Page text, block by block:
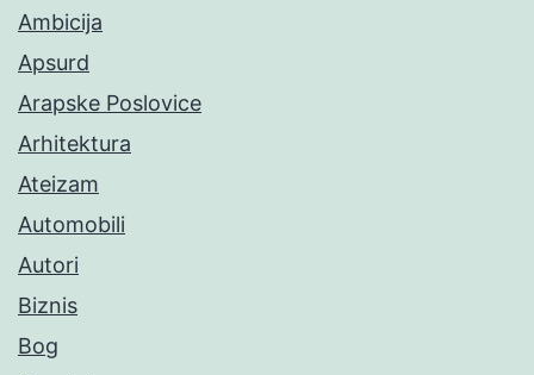
Ambicija
Apsurd
Arapske Poslovice
Arhitektura
Ateizam
Automobili
Autori
Biznis
Bog